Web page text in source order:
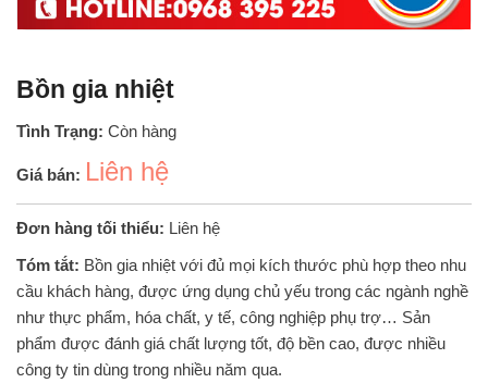
Bồn gia nhiệt
Tình Trạng: Còn hàng
Giá bán: Liên hệ
Đơn hàng tối thiểu: Liên hệ
Tóm tắt: Bồn gia nhiệt với đủ mọi kích thước phù hợp theo nhu
cầu khách hàng, được ứng dụng chủ yếu trong các ngành nghề
như thực phẩm, hóa chất, y tế, công nghiệp phụ trợ… Sản
phẩm được đánh giá chất lượng tốt, độ bền cao, được nhiều
công ty tin dùng trong nhiều năm qua.